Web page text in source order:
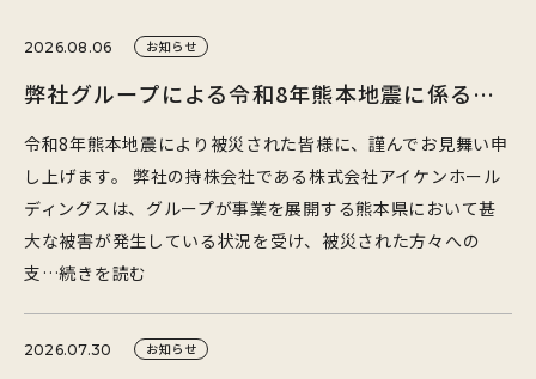
2026.08.06 お知らせ
弊社グループによる令和8年熊本地震に係る義援金寄付のお知らせ
令和8年熊本地震により被災された皆様に、謹んでお見舞い申
し上げます。 弊社の持株会社である株式会社アイケンホール
ディングスは、グループが事業を展開する熊本県において甚
大な被害が発生している状況を受け、被災された方々への
支…続きを読む
2026.07.30 お知らせ